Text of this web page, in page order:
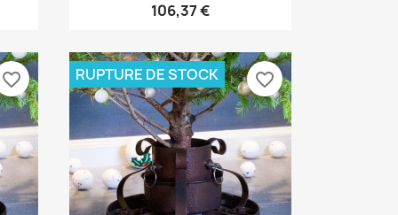
106,37 €
favorite_border RUPTURE DE STOCK favorite_border